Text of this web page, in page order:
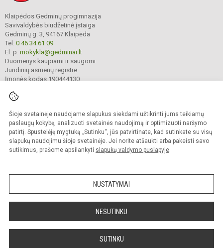
Šioje svetainėje naudojame slapukus siekdami užtikrinti jums teikiamų
paslaugų kokybę, analizuoti svetainės naudojimą ir optimizuoti naršymo
patirtį. Spustelėję mygtuką „Sutinku“, jūs patvirtinate, kad sutinkate su visų
slapukų naudojimu šioje svetainėje. Jei norite atšaukti arba pakeisti savo
sutikimus, prašome apsilankyti slapukų valdymo puslapyje.
NUSTATYMAI
NESUTINKU
SUTINKU
Klaipėdos Gedminų progimnazija
Savivaldybės biudžetinė įstaiga
Gedminų g. 3, 94167 Klaipėda
Tel. 0 46 34 61 09
El. p. mokykla@gedminai.lt
Duomenys kaupiami ir saugomi
Juridinių asmenų registre
Įmonės kodas 190444130
© 2025. Klaipėdos Gedminų progimnazija. Visos teisės saugomos.
Kopijuoti turinį be raštiško įstaigos administracijos sutikimo griežtai draudžiama.
Prieinamumo paraiška Slapukų valdymas
Sumanus būdas atnaujinti